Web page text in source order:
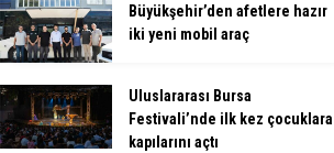
Büyükşehir’den afetlere hazır
iki yeni mobil araç
Uluslararası Bursa
Festivali’nde ilk kez çocuklara
kapılarını açtı